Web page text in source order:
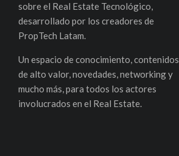
sobre el Real Estate Tecnológico,
desarrollado por los creadores de
PropTech Latam.
Un espacio de conocimiento, contenidos
de alto valor, novedades, networking y
mucho más, para todos los actores
involucrados en el Real Estate.